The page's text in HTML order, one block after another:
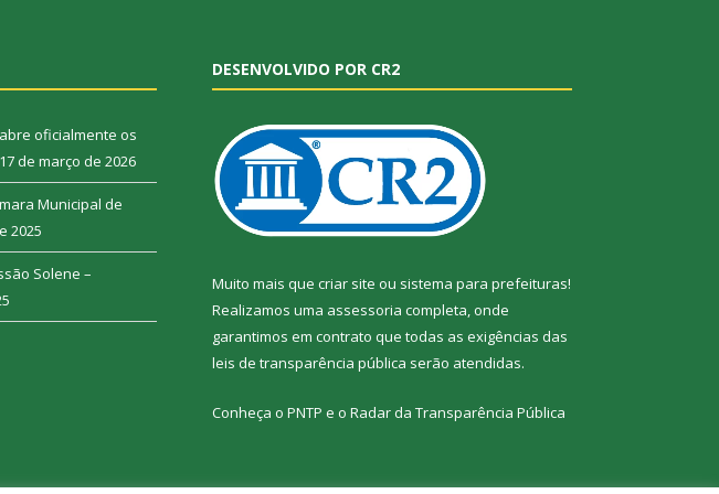
oficialmente os
17 de março de 2026
Municipal de
2025
Solene –
DESENVOLVIDO POR CR2
Muito mais que criar site ou sistema para prefeituras!
Realizamos uma assessoria completa, onde
garantimos em contrato que todas as exigências das
leis de transparência pública serão atendidas.
Conheça o PNTP e o Radar da Transparência Pública